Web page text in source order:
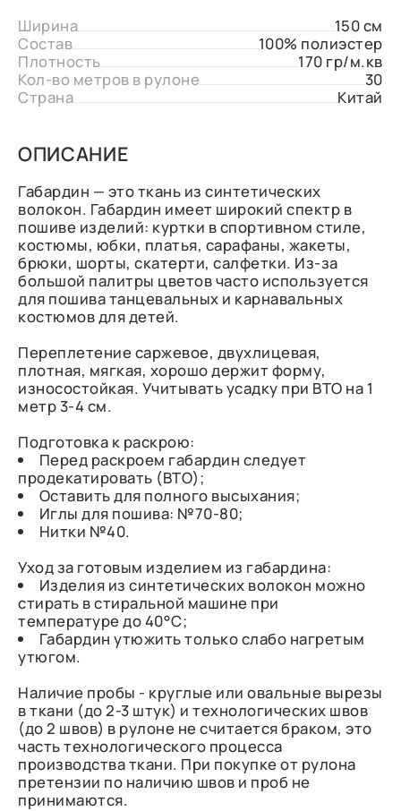
Ширина
150 см
Состав
100% полиэстер
Плотность
170 гр/м.кв
Кол-во метров в рулоне
30
Страна
Китай
ОПИСАНИЕ
Габардин — это ткань из синтетических
волокон. Габардин имеет широкий спектр в
пошиве изделий: куртки в спортивном стиле,
костюмы, юбки, платья, сарафаны, жакеты,
брюки, шорты, скатерти, салфетки. Из-за
большой палитры цветов часто используется
для пошива танцевальных и карнавальных
костюмов для детей.
Переплетение саржевое, двухлицевая,
плотная, мягкая, хорошо держит форму,
износостойкая. Учитывать усадку при ВТО на 1
метр 3-4 см.
Подготовка к раскрою:
Перед раскроем габардин следует
продекатировать (ВТО);
Оставить для полного высыхания;
Иглы для пошива: №70-80;
Нитки №40.
Уход за готовым изделием из габардина:
Изделия из синтетических волокон можно
стирать в стиральной машине при
температуре до 40°C;
Габардин утюжить только слабо нагретым
утюгом.
Наличие пробы - круглые или овальные вырезы
в ткани (до 2-3 штук) и технологических швов
(до 2 швов) в рулоне не считается браком, это
часть технологического процесса
производства ткани. При покупке от рулона
претензии по наличию швов и проб не
принимаются.